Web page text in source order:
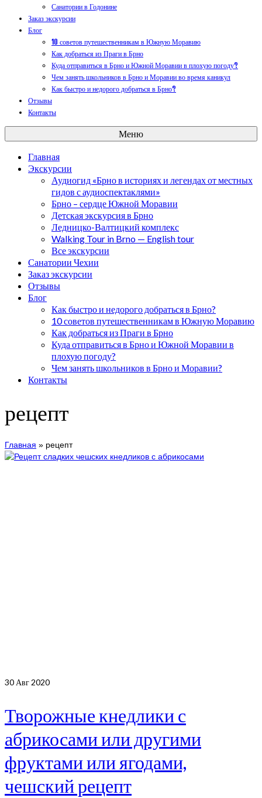
Санатории в Годонине
Заказ экскурсии
Блог
10 советов путешественникам в Южную Моравию
Как добраться из Праги в Брно
Куда отправиться в Брно и Южной Моравии в плохую погоду?
Чем занять школьников в Брно и Моравии во время каникул
Как быстро и недорого добраться в Брно?
Отзывы
Контакты
Меню
Главная
Экскурсии
Аудиогид «Брно в историях и легендах от местных
гидов с аудиоспектаклями»
Брно – сердце Южной Моравии
Детская экскурсия в Брно
Ледницко-Валтицкий комплекс
Walking Tour in Brno — English tour
Все экскурсии
Санатории Чехии
Заказ экскурсии
Отзывы
Блог
Как быстро и недорого добраться в Брно?
10 советов путешественникам в Южную Моравию
Как добраться из Праги в Брно
Куда отправиться в Брно и Южной Моравии в
плохую погоду?
Чем занять школьников в Брно и Моравии?
Контакты
рецепт
Главная » рецепт
30 Авг 2020
Творожные кнедлики с
абрикосами или другими
фруктами или ягодами,
чешский рецепт